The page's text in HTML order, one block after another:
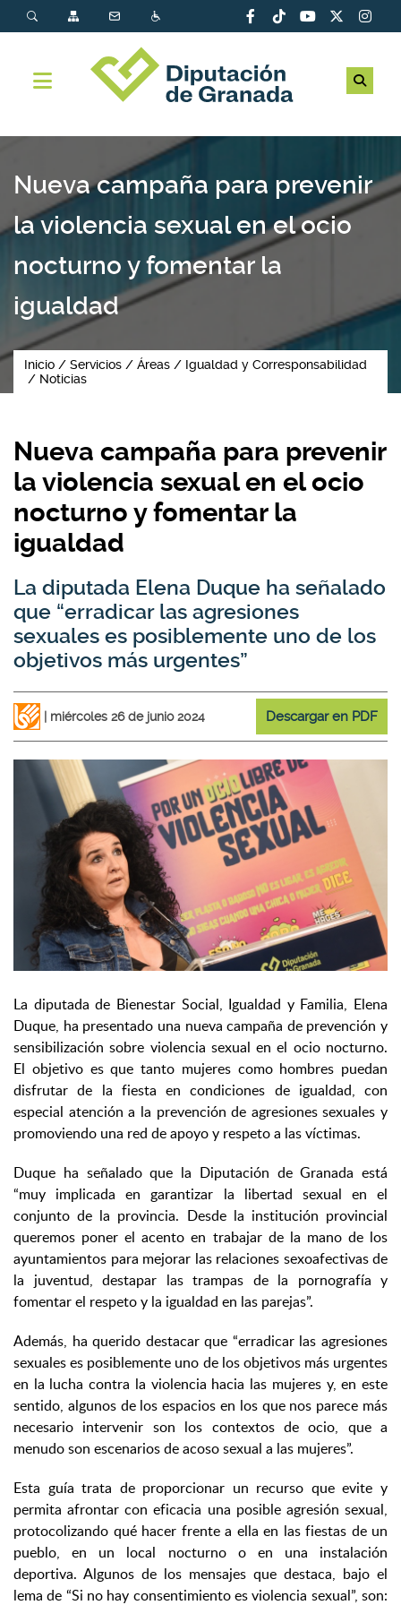
Nueva campaña para prevenir
la violencia sexual en el ocio
nocturno y fomentar la
igualdad
Inicio Servicios Áreas
Igualdad y Corresponsabilidad
Noticias
Nueva campaña para prevenir
la violencia sexual en el ocio
nocturno y fomentar la
igualdad
La diputada Elena Duque ha señalado
que “erradicar las agresiones
sexuales es posiblemente uno de los
objetivos más urgentes”
miércoles 26 de junio 2024 Descargar en PDF
La diputada de Bienestar Social, Igualdad y Familia, Elena
Duque, ha presentado una nueva campaña de prevención y
sensibilización sobre violencia sexual en el ocio nocturno.
El objetivo es que tanto mujeres como hombres puedan
disfrutar de la fiesta en condiciones de igualdad, con
especial atención a la prevención de agresiones sexuales y
promoviendo una red de apoyo y respeto a las víctimas.
Duque ha señalado que la Diputación de Granada está
“muy implicada en garantizar la libertad sexual en el
conjunto de la provincia. Desde la institución provincial
queremos poner el acento en trabajar de la mano de los
ayuntamientos para mejorar las relaciones sexoafectivas de
la juventud, destapar las trampas de la pornografía y
fomentar el respeto y la igualdad en las parejas”.
Además, ha querido destacar que “erradicar las agresiones
sexuales es posiblemente uno de los objetivos más urgentes
en la lucha contra la violencia hacia las mujeres y, en este
sentido, algunos de los espacios en los que nos parece más
necesario intervenir son los contextos de ocio, que a
menudo son escenarios de acoso sexual a las mujeres”.
Esta guía trata de proporcionar un recurso que evite y
permita afrontar con eficacia una posible agresión sexual,
protocolizando qué hacer frente a ella en las fiestas de un
pueblo, en un local nocturno o en una instalación
deportiva. Algunos de los mensajes que destaca, bajo el
lema de “Si no hay consentimiento es violencia sexual”, son: